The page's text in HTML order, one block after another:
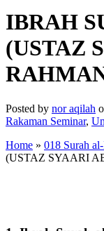
IBRAH
(USTAZ
Posted by nor aqilah
Rakaman Seminar,
Home » 018 Surah
(USTAZ SYAARI